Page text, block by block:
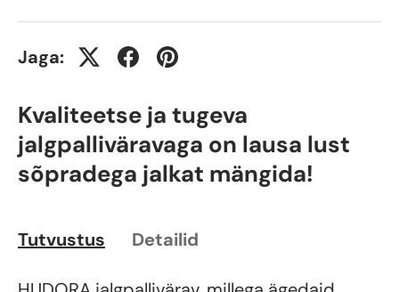
Jaga:
Kvaliteetse ja tugeva
jalgpalliväravaga on lausa lust
sõpradega jalkat mängida!
Tutvustus Detailid